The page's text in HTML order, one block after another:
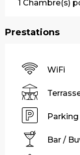
1 Chambre(s)
Prestations
WiFi
Parking
Bar /